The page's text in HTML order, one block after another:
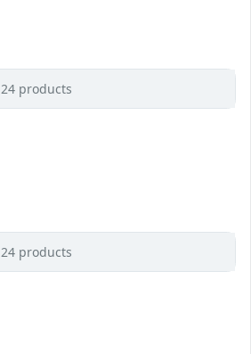
24 products
24 products